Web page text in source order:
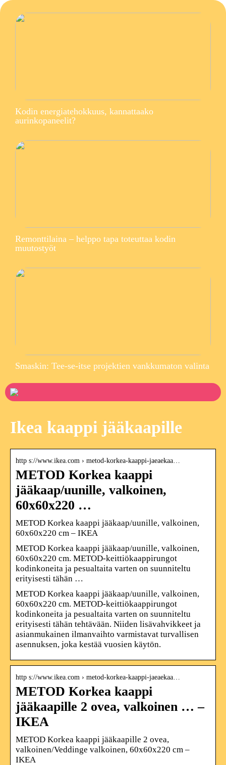
Kodin energiatehokkuus, kannattaako
aurinkopaneelit?
Remonttilaina – helppo tapa toteuttaa kodin
muutostyöt
Smaskin: Tee-se-itse projektien vankkumaton valinta
Ikea kaappi jääkaapille
http s://www.ikea.com › metod-korkea-kaappi-jaeaekaa…
METOD Korkea kaappi
jääkaap/uunille, valkoinen,
60x60x220 …
METOD Korkea kaappi jääkaap/uunille, valkoinen,
60x60x220 cm – IKEA
METOD Korkea kaappi jääkaap/uunille, valkoinen,
60x60x220 cm. METOD-keittiökaappirungot
kodinkoneita ja pesualtaita varten on suunniteltu
erityisesti tähän …
METOD Korkea kaappi jääkaap/uunille, valkoinen,
60x60x220 cm. METOD-keittiökaappirungot
kodinkoneita ja pesualtaita varten on suunniteltu
erityisesti tähän tehtävään. Niiden lisävahvikkeet ja
asianmukainen ilmanvaihto varmistavat turvallisen
asennuksen, joka kestää vuosien käytön.
http s://www.ikea.com › metod-korkea-kaappi-jaeaekaa…
METOD Korkea kaappi
jääkaapille 2 ovea, valkoinen … –
IKEA
METOD Korkea kaappi jääkaapille 2 ovea,
valkoinen/Veddinge valkoinen, 60x60x220 cm –
IKEA